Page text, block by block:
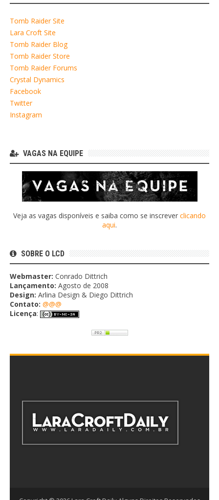
Tomb Raider Site
Lara Croft Site
Tomb Raider Blog
Tomb Raider Store
Tomb Raider Forums
Crystal Dynamics
Facebook
Twitter
Instagram
VAGAS NA EQUIPE
Veja as vagas disponíveis e saiba como se inscrever clicando
aqui.
SOBRE O LCD
Webmaster: Conrado Dittrich
Lançamento: Agosto de 2008
Design: Arlina Design & Diego Dittrich
Contato: @@@
Licença: